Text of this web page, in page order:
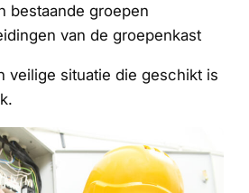
bestaande groepen
van de groepenkast
veilige situatie die geschikt is